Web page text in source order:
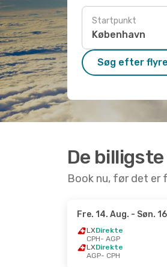
Startpunkt
Søg efter
De
Book nu, før det er
Fre. 14. Aug. - Søn.
LXDirekte
CPH- AGP
LXDirekte
AGP- CPH